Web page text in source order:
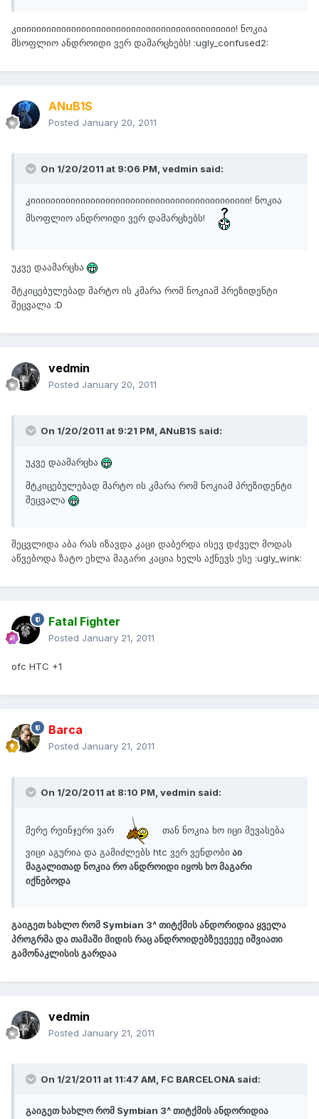
კიიიიიიიიიიიიიიიიიიიიიიიიიიიიიიიიიიიიიიიიიიიი! ნოკია
მსოფლიო ანდროიდი ვერ დამარცხებს! :ugly_confused2:
ANuB1S
Posted January 20, 2011
On 1/20/2011 at 9:06 PM, vedmin said:
კიიიიიიიიიიიიიიიიიიიიიიიიიიიიიიიიიიიიიიიიიიიი! ნოკია
მსოფლიო ანდროიდი ვერ დამარცხებს!
უკვე დაამარცხა
მტკიცებულებად მარტო ის კმარა რომ ნოკიამ პრეზიდენტი
შეცვალა :D
vedmin
Posted January 20, 2011
On 1/20/2011 at 9:21 PM, ANuB1S said:
უკვე დაამარცხა
მტკიცებულებად მარტო ის კმარა რომ ნოკიამ პრეზიდენტი
შეცვალა
შეცვლიდა აბა რას იზავდა კაცი დაბერდა ისევ დძველ მოდას
აწვებოდა ზატო ეხლა მაგარი კაცია ხელს აქნევს ესე :ugly_wink:
Fatal Fighter
Posted January 21, 2011
ofc HTC +1
Barca
Posted January 21, 2011
On 1/20/2011 at 8:10 PM, vedmin said:
მერე რეინჯერი ვარ
თან ნოკია ხო იცი მევასება
ვიცი აგურია და გამიძლებს htc ვერ ვენდობი აი
მაგალითად ნოკია რო ანდროიდი იყოს ხო მაგარი
იქნებოდა
გაიგეთ ხახლო რომ Symbian 3^ თიტქმის ანდორიდია ყველა
პროგრმა და თამაში მიდის რაც ანდროიდებზეეეეეე იშვიათი
გამონაკლისის გარდაა
vedmin
Posted January 21, 2011
On 1/21/2011 at 11:47 AM, FC BARCELONA said:
გაიგეთ ხახლო რომ Symbian 3^ თიტქმის ანდორიდია